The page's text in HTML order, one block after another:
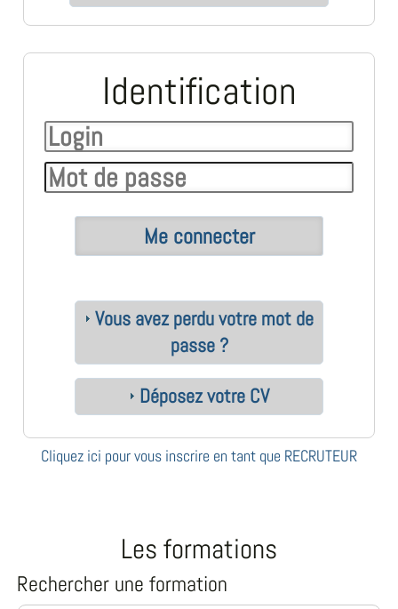
Identification
Vous avez perdu votre mot de
passe ?
Déposez votre CV
Cliquez ici pour vous inscrire en tant que RECRUTEUR
Les formations
Rechercher une formation